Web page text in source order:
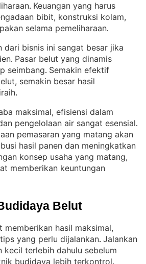
. Keuangan yang harus
bibit, konstruksi kolam,
selama pemeliharaan.
dari bisnis ini sangat besar jika
. Pasar belut yang dinamis
seimbang. Semakin efektif
semakin besar hasil
.
maksimal, efisiensi dalam
pengelolaan air sangat esensial
pemasaran yang matang akan
hasil panen dan meningkatkan
konsep usaha yang matang,
memberikan keuntungan
Belut
memberikan hasil maksimal,
yang perlu dijalankan. Jalankan
kecil terlebih dahulu sebelum
budidaya lebih terkontrol